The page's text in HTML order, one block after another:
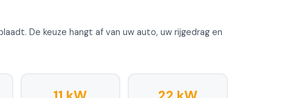
De keuze hangt af van uw auto, uw rijgedrag en